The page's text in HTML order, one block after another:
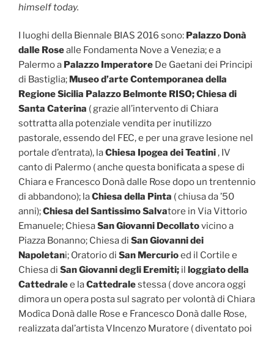
himself today.
I luoghi della Biennale BIAS 2016 sono: Palazzo Donà
dalle Rosealle Fondamenta Nove a Venezia; e a
Palermo a Palazzo Imperatore De Gaetani dei Principi
di Bastiglia; Museo d’arte Contemporanea della
Regione Sicilia Palazzo Belmonte RISO;Chiesa di
Santa Caterina ( grazie all’intervento di Chiara
sottratta alla potenziale vendita per inutilizzo
pastorale, essendo del FEC, e per una grave lesione nel
portale d’entrata), laChiesa Ipogea dei Teatini, IV
canto di Palermo ( anche questa bonificata a spese di
Chiara e Francesco Donà dalle Rose dopo un trentennio
di abbandono); laChiesa della Pinta ( chiusa da ’50
anni);Chiesa del Santissimo Salvatore in Via Vittorio
Emanuele; ChiesaSan Giovanni Decollatovicino a
Piazza Bonanno; Chiesa di San Giovanni dei
Napoletani; Oratorio di San Mercurioed il Cortile e
Chiesa di San Giovanni degli Eremiti; il loggiato della
Cattedralee laCattedralestessa ( dove ancora oggi
dimora un opera posta sul sagrato per volontà di Chiara
Modìca Donà dalle Rose e Francesco Donà dalle Rose,
realizzata dal’artista VIncenzo Muratore ( diventato poi